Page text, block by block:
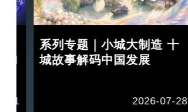
II
11
系列专题｜小城大制造 十
城故事解码中国发展
2026-07-28